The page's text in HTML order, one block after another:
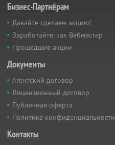
Бизнес-Партнёрам
Давайте сделаем акцию!
Заработайте, как Вебмастер
Прошедшие акции
Документы
Агентский договор
Лицензионный договор
Публичная оферта
Политика конфиденциальности
Контакты